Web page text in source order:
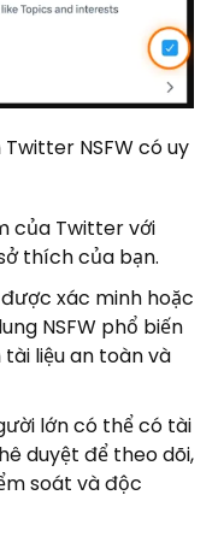
NSFW có uy
của Twitter với
thích của bạn.
xác minh hoặc
NSFW phổ biến
liệu an toàn và
lớn có thể có tài
duyệt để theo dõi,
soát và độc